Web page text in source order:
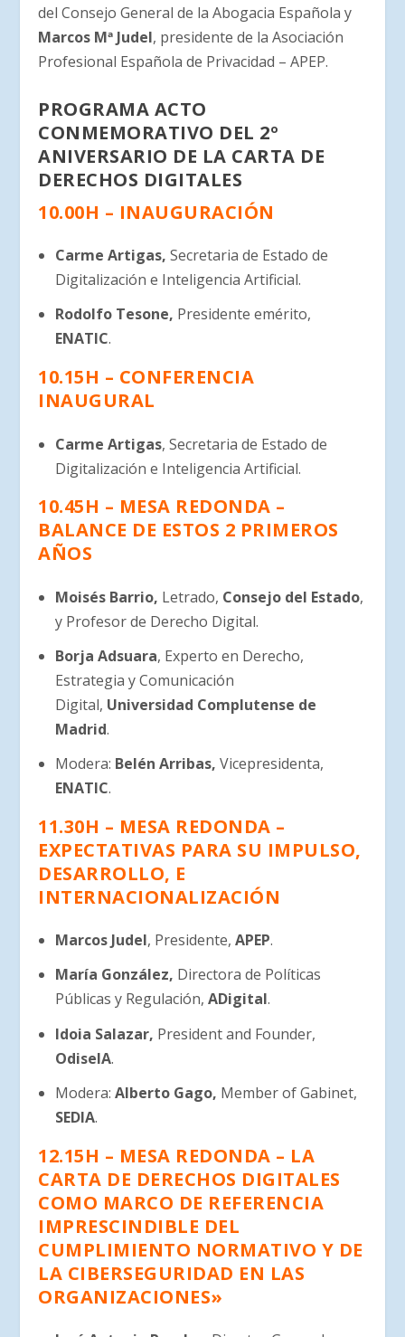
del Consejo General de la Abogacia Española y
Marcos Mª Judel, presidente de la Asociación
Profesional Española de Privacidad – APEP.
PROGRAMA ACTO
CONMEMORATIVO DEL 2º
ANIVERSARIO DE LA CARTA DE
DERECHOS DIGITALES
10.00H – INAUGURACIÓN
Carme Artigas, Secretaria de Estado de
Digitalización e Inteligencia Artificial.
Rodolfo Tesone, Presidente emérito,
ENATIC.
10.15H – CONFERENCIA
INAUGURAL
Carme Artigas, Secretaria de Estado de
Digitalización e Inteligencia Artificial.
10.45H – MESA REDONDA –
BALANCE DE ESTOS 2 PRIMEROS
AÑOS
Moisés Barrio, Letrado, Consejo del Estado,
y Profesor de Derecho Digital.
Borja Adsuara, Experto en Derecho,
Estrategia y Comunicación
Digital, Universidad Complutense de
Madrid.
Modera: Belén Arribas, Vicepresidenta,
ENATIC.
11.30H – MESA REDONDA –
EXPECTATIVAS PARA SU IMPULSO,
DESARROLLO, E
INTERNACIONALIZACIÓN
Marcos Judel, Presidente, APEP.
María González, Directora de Políticas
Públicas y Regulación, ADigital.
Idoia Salazar, President and Founder,
OdiseIA.
Modera: Alberto Gago, Member of Gabinet,
SEDIA.
12.15H – MESA REDONDA – LA
CARTA DE DERECHOS DIGITALES
COMO MARCO DE REFERENCIA
IMPRESCINDIBLE DEL
CUMPLIMIENTO NORMATIVO Y DE
LA CIBERSEGURIDAD EN LAS
ORGANIZACIONES»